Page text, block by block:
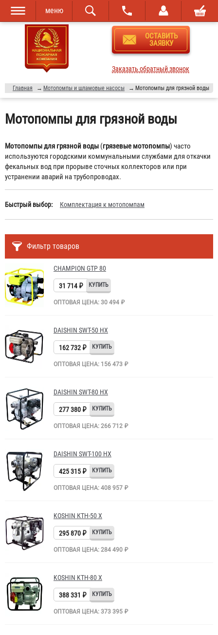
Перейти к
основному
содержанию
Skip to
navigation
меню
ОСТАВИТЬ
ЗАЯВКУ
Заказать обратный звонок
Главная → Мотопомпы и шламовые насосы → Мотопомпы для грязной воды
Мотопомпы для грязной воды
Мотопомпы для грязной воды (грязевые мотопомпы) часто
используются городскими коммунальными службами для откачки
фекальных вод при прорыве сточных коллекторов или при
устранении аварий на трубопроводах.
Быстрый выбор: Комплектация к мотопомпам
Фильтр товаров
CHAMPION GTP 80
31 714 ₽
ОПТОВАЯ ЦЕНА: 30 494 ₽
DAISHIN SWT-50 HX
162 732 ₽
ОПТОВАЯ ЦЕНА: 156 473 ₽
DAISHIN SWT-80 HX
277 380 ₽
ОПТОВАЯ ЦЕНА: 266 712 ₽
DAISHIN SWT-100 HX
425 315 ₽
ОПТОВАЯ ЦЕНА: 408 957 ₽
KOSHIN КТH-50 X
295 870 ₽
ОПТОВАЯ ЦЕНА: 284 490 ₽
KOSHIN KTH-80 X
388 331 ₽
ОПТОВАЯ ЦЕНА: 373 395 ₽